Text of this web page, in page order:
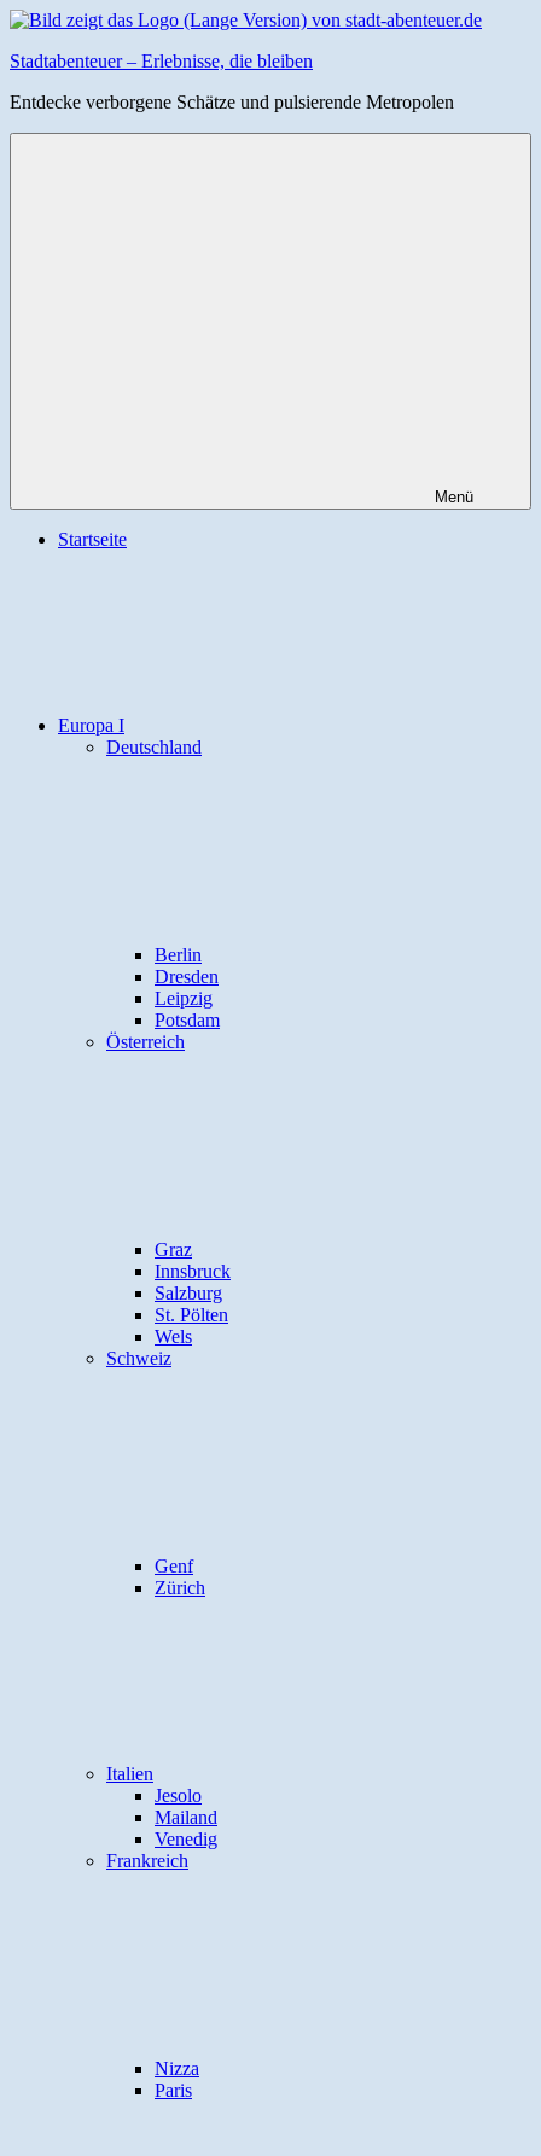
Zum
springen
Stadtabenteuer – Erlebnisse, die bleiben
Entdecke verborgene Schätze und pulsierende Metropolen
Menü
Startseite
Europa I
Deutschland
Berlin
Dresden
Leipzig
Potsdam
Österreich
Graz
Innsbruck
Salzburg
St. Pölten
Wels
Schweiz
Genf
Zürich
Italien
Jesolo
Mailand
Venedig
Frankreich
Nizza
Paris